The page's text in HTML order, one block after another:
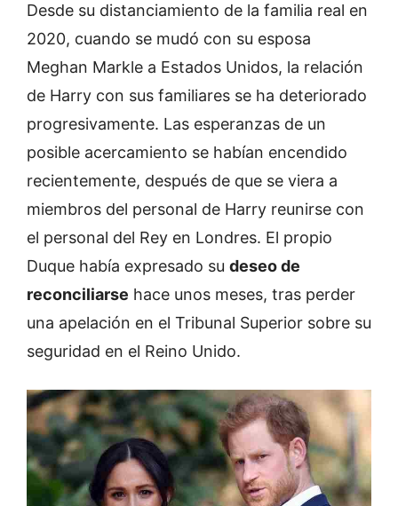
Desde su distanciamiento de la familia real en
2020, cuando se mudó con su esposa
Meghan Markle a Estados Unidos, la relación
de Harry con sus familiares se ha deteriorado
progresivamente. Las esperanzas de un
posible acercamiento se habían encendido
recientemente, después de que se viera a
miembros del personal de Harry reunirse con
el personal del Rey en Londres. El propio
Duque había expresado su deseo de
reconciliarse hace unos meses, tras perder
una apelación en el Tribunal Superior sobre su
seguridad en el Reino Unido.